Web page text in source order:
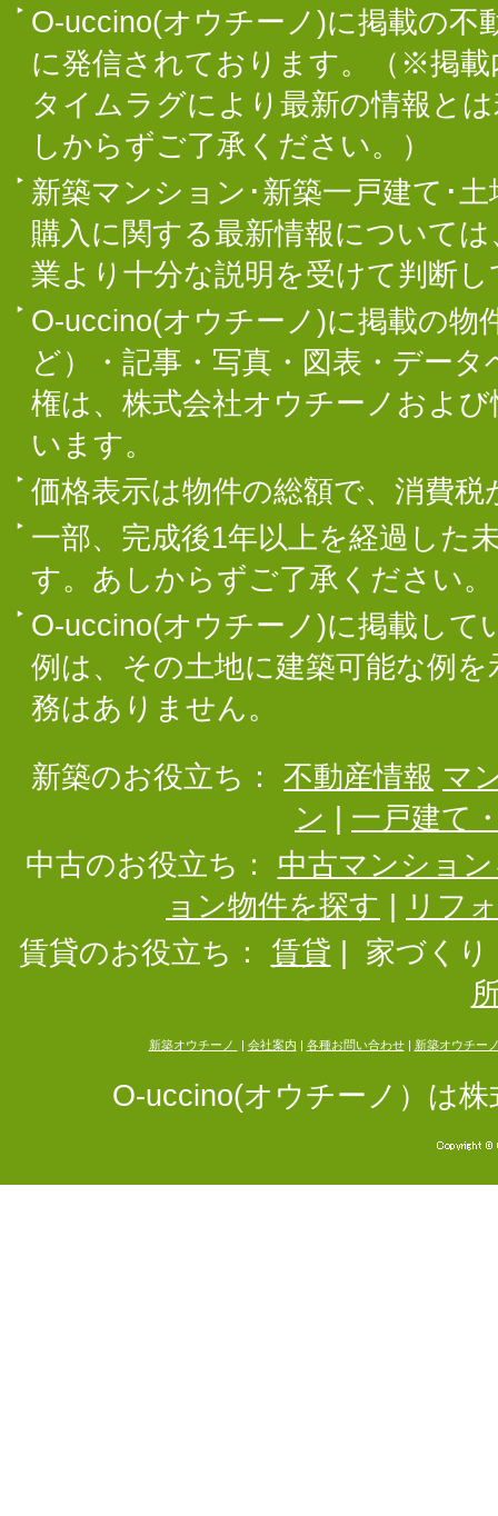
O-uccino(オウチーノ)に掲載の不
に発信されております。（※掲
タイムラグにより最新の情報と
しからずご了承ください。）
新築マンション･新築一戸建て･
購入に関する最新情報について
業より十分な説明を受けて判断
O-uccino(オウチーノ)に掲載の物
ど）・記事・写真・図表・デー
権は、株式会社オウチーノおよ
います。
価格表示は物件の総額で、消費
一部、完成後1年以上を経過した
す。あしからずご了承ください。
O-uccino(オウチーノ)に掲載して
例は、その土地に建築可能な例
務はありません。
新築のお役立ち： 不動産情報 マ
ン
一戸建て
中古のお役立ち：
中古マンショ
ョン物件を探す
リフ
賃貸のお役立ち：
賃貸
家づくり
新築オウチーノ 会社案内 各種お問い合わせ| 新築オウチー
O-uccino(オウチーノ）は